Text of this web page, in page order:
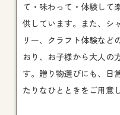
て・味わって・体験して
供しています。また、シ
リー、クラフト体験など
おり、お子様から大人の
す。贈り物選びにも、日
たりなひとときをご用意